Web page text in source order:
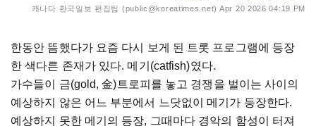
캐나다 한국일보 편집팀 (public@koreatimes.net) Apr 20 2026 04:19 PM
한동안 뜸했다가 요즘 다시 보게 된 트롯 프로그램에 등장
한 색다른 존재가 있다. 메기(catfish)였다.
가수들이 금(gold, 金)트로피를 놓고 경쟁을 벌이는 사이의
예상하지 않은 어느 부분에서 느닷없이 메기가 등장한다.
예상하지 못한 메기의 등장, 그때마다 경악의 함성이 터져